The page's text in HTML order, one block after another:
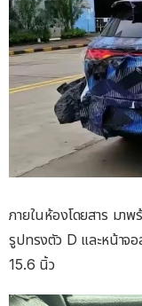
ภายในห้องโดยสาร มา
รูปทรงตัว D และหน้า
15.6 นิ้ว